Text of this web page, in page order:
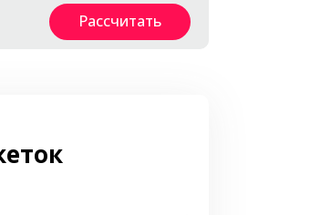
Рассчитать